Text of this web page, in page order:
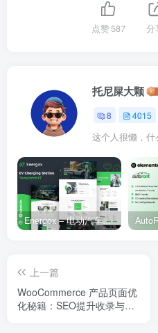
点赞587 分
托尼屎大颗
8 4015
这个人很懒，什
Energox – 电动汽车充电站 Elementor 模板套件
上一篇
WooCommerce 产品页面优
化秘籍：SEO提升收录与点